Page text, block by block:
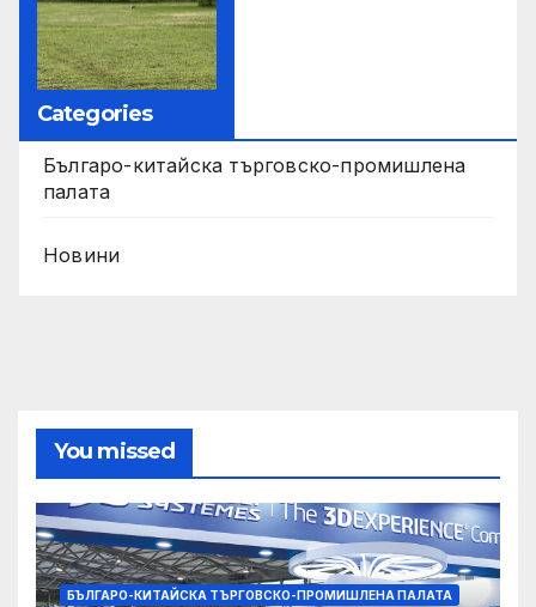
Categories
Българо-китайска търговско-промишлена
палата
Новини
You missed
БЪЛГАРО-КИТАЙСКА ТЪРГОВСКО-ПРОМИШЛЕНА ПАЛАТА